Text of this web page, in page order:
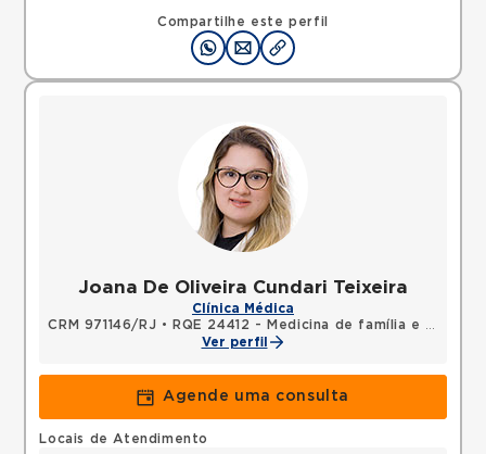
Compartilhe este perfil
Joana De Oliveira Cundari Teixeira
Clínica Médica
CRM 971146/RJ •
RQE 24412 - Medicina de família e comunidade
Ver perfil
Agende uma consulta
Locais de Atendimento